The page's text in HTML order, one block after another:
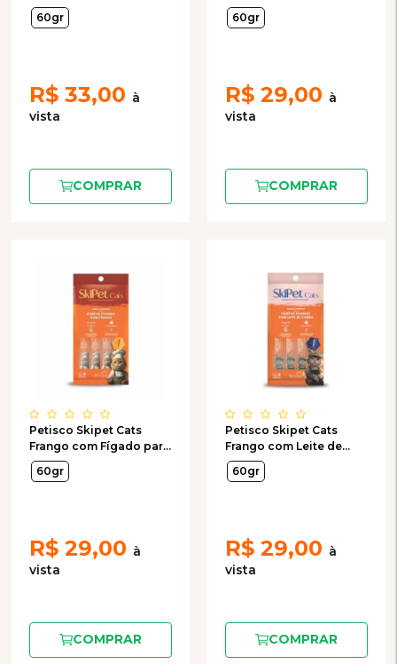
Gatos com 4 Unidades
de 15g
60gr
R$ 33,00
COMPRAR
para Gatos com 4
Unidades de 15g
60gr
R$ 29,00
COMPRAR
Petisco Skipet Cats
Frango com Fígado para
Gatos com 4 Unidades
de 15g
60gr
R$ 29,00
COMPRAR
Petisco Skipet Cats
Frango com Leite de
Cabra para Gatos com 4
Unidades de 15g
60gr
R$ 29,00
COMPRAR